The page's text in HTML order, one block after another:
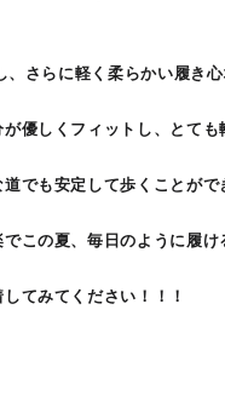
さらに軽く柔らかい履き心
優しくフィットし、とても
でも安定して歩くことがで
この夏、毎日のように履け
てみてください！！！